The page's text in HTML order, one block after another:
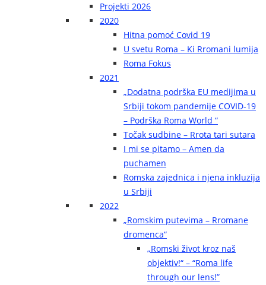
Projekti 2026
2020
Hitna pomoć Covid 19
U svetu Roma – Ki Rromani lumija
Roma Fokus
2021
„Dodatna podrška EU medijima u
Srbiji tokom pandemije COVID-19
– Podrška Roma World “
Točak sudbine – Rrota tari sutara
I mi se pitamo – Amen da
puchamen
Romska zajednica i njena inkluzija
u Srbiji
2022
„Romskim putevima – Rromane
dromenca“
„Romski život kroz naš
objektiv!“ – “Roma life
through our lens!”